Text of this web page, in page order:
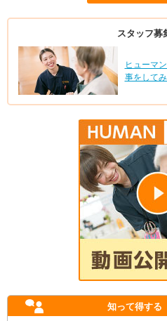
スタッフ募
ヒューマ
事をして
知って得する